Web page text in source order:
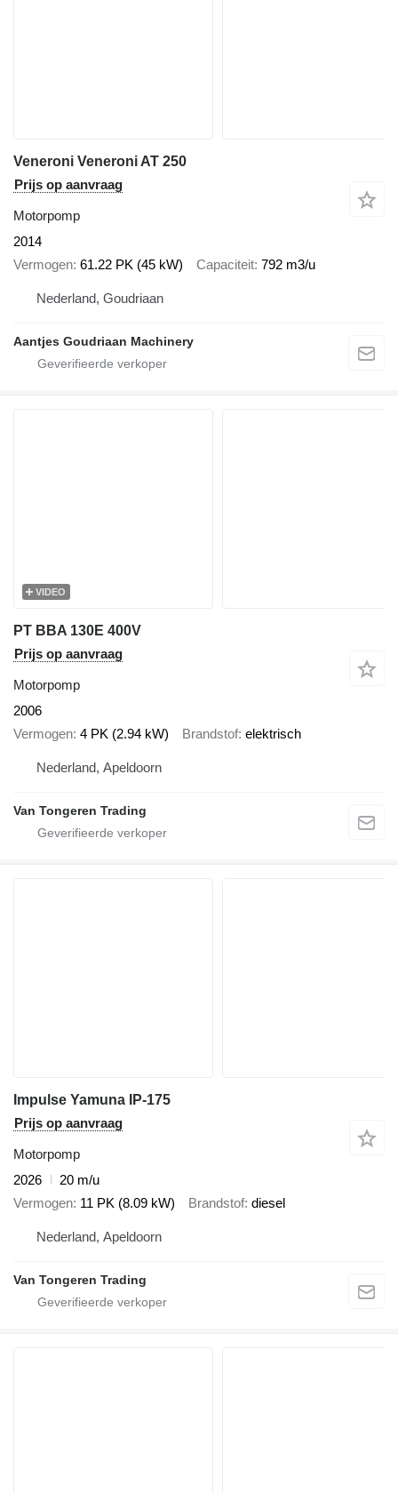
Veneroni Veneroni AT 250
Prijs op aanvraag
Motorpomp
2014
Vermogen 61.22 PK (45 kW) Capaciteit 792 m3/u
Nederland, Goudriaan
Aantjes Goudriaan Machinery
VIDEO
PT BBA 130E 400V
Prijs op aanvraag
Motorpomp
2006
Vermogen 4 PK (2.94 kW) Brandstof elektrisch
Nederland, Apeldoorn
Van Tongeren Trading
Impulse Yamuna IP-175
Prijs op aanvraag
Motorpomp
2026
20 m/u
Vermogen 11 PK (8.09 kW) Brandstof diesel
Nederland, Apeldoorn
Van Tongeren Trading